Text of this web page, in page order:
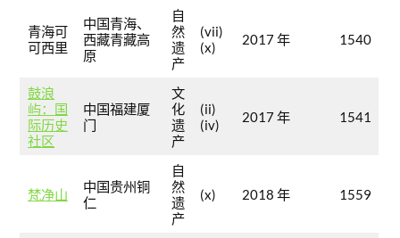
青海可
可西里
中国青海、
西藏青藏高
原
自
然
遗
产
(vii)
(x)
2017 年 1540
鼓浪
屿：国
际历史
社区
中国福建厦
门
文
化
遗
产
(ii)
(iv)
2017 年 1541
梵净山
中国贵州铜
仁
自
然
遗
产
(x) 2018 年 1559